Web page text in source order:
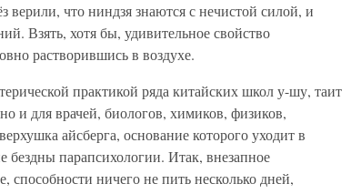
верили, что ниндзя знаются с нечистой силой, и
Взять, хотя бы, удивительное свойство
растворившись в воздухе.
практикой ряда китайских школ у-шу, таит
и для врачей, биологов, химиков, физиков,
айсберга, основание которого уходит в
парапсихологии. Итак, внезапное
способности ничего не пить несколько дней,